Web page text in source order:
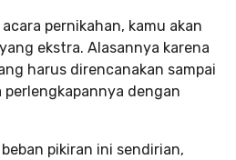
pernikahan, kamu akan
ekstra. Alasannya karena
harus direncanakan sampai
perlengkapannya dengan
pikiran ini sendirian,